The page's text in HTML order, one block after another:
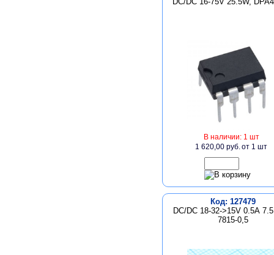
В наличии: 1 шт
1 620,00 руб.от 1 шт
Код: 127479
DC/DC 18-32->15V 0.5А
7815-0,5